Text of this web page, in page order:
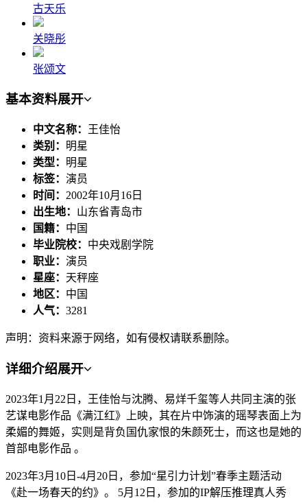
古天乐
关晓彤
张颂文
基本资料展开
中文名称：
王佳怡
类别： 明星
类型： 明星
标签： 演员
时间： 2002年10月16日
出生地： 山东省青岛市
国籍： 中国
毕业院校： 中央戏剧学院
职业： 演员
星座： 天秤座
地区： 中国
人气： 3281
声明：资料来源于网络，如有侵权请联系删除。
详细介绍展开
2023年1月22日，王佳怡与沈腾、易烊千玺等人共同主演的张
艺谋电影作品《满江红》上映，其在片中饰演的瑶琴表面上为
柔媚的舞姬，实则是背负国仇家恨的朱颜死士，而这也是她的
首部电影作品 。
2023年3月10日-4月20日，参加“星引力计划”春季主题活动
《赴一场春天的约》。 5月12日，参加的IP解压推理真人秀